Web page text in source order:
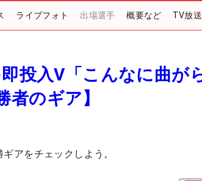
ライブフォト 出場選手 概要など TV放
投入V「こんなに曲が
のギア】
アをチェックしよう。